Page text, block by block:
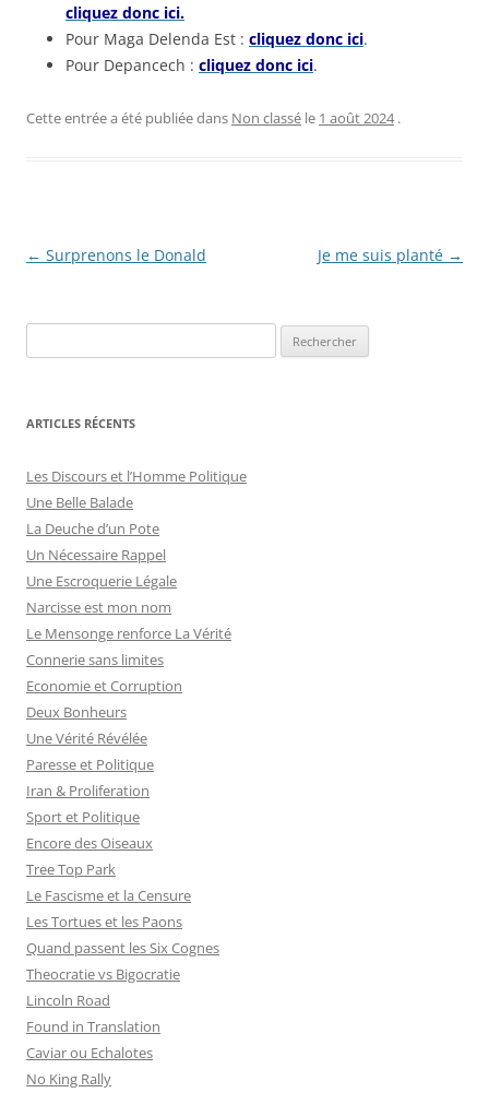
cliquez donc ici.
Pour Maga Delenda Est : cliquez donc ici.
Pour Depancech : cliquez donc ici.
Cette entrée a été publiée dans Non classé le 1 août 2024 .
Navigation
← Surprenons le Donald Je me suis planté →
e
h
r
c
h
e
r
:
ARTICLES RÉCENTS
Les Discours et l’Homme Politique
Une Belle Balade
La Deuche d’un Pote
Un Nécessaire Rappel
Une Escroquerie Légale
Narcisse est mon nom
Le Mensonge renforce La Vérité
Connerie sans limites
Economie et Corruption
Deux Bonheurs
Une Vérité Révélée
Paresse et Politique
Iran & Proliferation
Sport et Politique
Encore des Oiseaux
Tree Top Park
Le Fascisme et la Censure
Les Tortues et les Paons
Quand passent les Six Cognes
Theocratie vs Bigocratie
Lincoln Road
Found in Translation
Caviar ou Echalotes
No King Rally